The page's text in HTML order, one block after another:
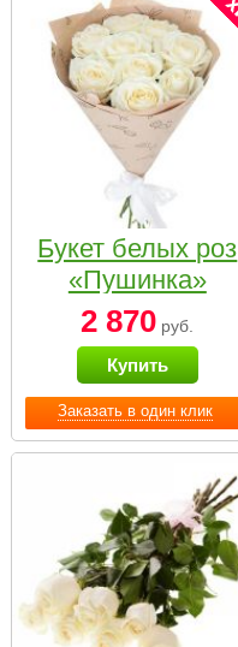
Заказать в один клик
Букет белых роз
«Пушинка»
2 870 руб.
Купить